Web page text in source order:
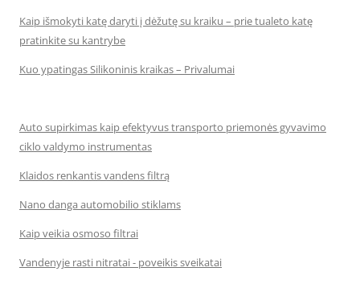
Kaip išmokyti katę daryti į dėžutę su kraiku – prie tualeto katę
pratinkite su kantrybe
Kuo ypatingas Silikoninis kraikas – Privalumai
Auto supirkimas kaip efektyvus transporto priemonės gyvavimo
ciklo valdymo instrumentas
Klaidos renkantis vandens filtrą
Nano danga automobilio stiklams
Kaip veikia osmoso filtrai
Vandenyje rasti nitratai - poveikis sveikatai